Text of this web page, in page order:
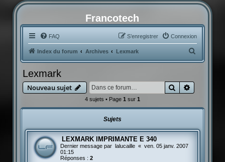
Francotech
FAQ Connexion
S’enregistrer
Index du forum Archives Lexmark
e
Lexmark
Nouveau sujet Rechercher
4 sujets • Page 1sur 1
Sujets
LEXMARK IMPRIMANTE E 340
Dernier message par lalucaille « ven. 05 janv. 2007
01:15
Réponses : 2